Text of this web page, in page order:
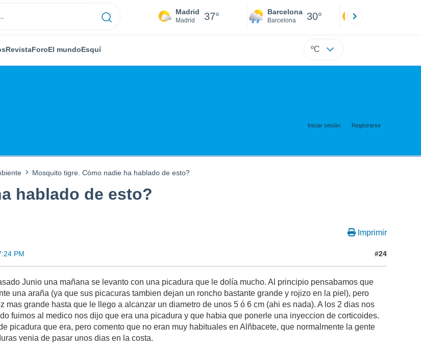
Madrid
Madrid 37° Barcelona
Barcelona 30°
RevistaForoEl mundoEsquí ºC
Iniciar sesión Registrarse
Mosquito tigre. Cómo nadie ha hablado de esto?
hablado de esto?
Imprimir
PM #24
Junio una mañana se levanto con una picadura que le dolía mucho. Al principio pensabamos que
una araña (ya que sus picacuras tambien dejan un roncho bastante grande y rojizo en la piel), pero
mas grande hasta que le llego a alcanzar un diametro de unos 5 ó 6 cm (ahi es nada). A los 2 dias nos
fuimos al medico nos dijo que era una picadura y que habia que ponerle una inyeccion de corticoides.
picadura que era, pero comento que no eran muy habituales en Alñbacete, que normalmente la gente
venia de pasar unos dias en la costa.